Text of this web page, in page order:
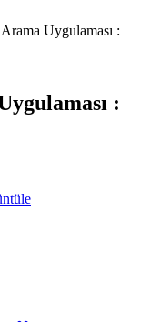
Uygulaması :
: